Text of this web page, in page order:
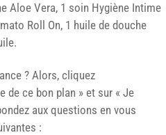
Aloe Vera, 1 soin Hygiène Intime
Roll On, 1 huile de douche
? Alors, cliquez
de ce bon plan » et sur « Je
aux questions en vous
: